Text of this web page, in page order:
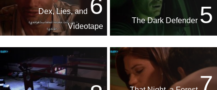
5
6
Dex, Lies, and
Videotape